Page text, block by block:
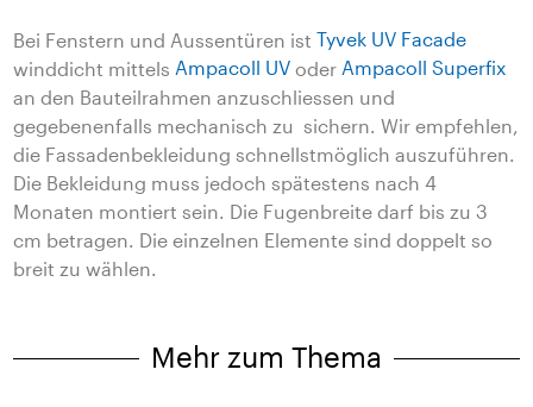
Bei Fenstern und Aussentüren istTyvek UV Facade
winddicht mittels Ampacoll UV oder Ampacoll Superfix
an den Bauteilrahmen anzuschliessen und
gegebenenfalls mechanisch zu sichern. Wir empfehlen,
die Fassadenbekleidung schnellstmöglich auszuführen.
Die Bekleidung muss jedoch spätestens nach 4
Monaten montiert sein. Die Fugenbreite darf bis zu 3
cm betragen. Die einzelnen Elemente sind doppelt so
breit zu wählen.
Mehr zum Thema